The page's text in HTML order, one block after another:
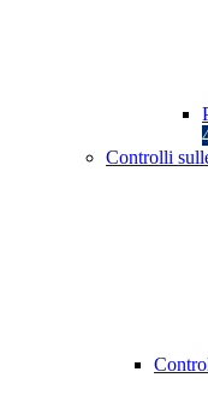
Controlli